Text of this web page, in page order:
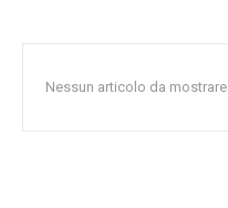
Nessun articolo da mostrare